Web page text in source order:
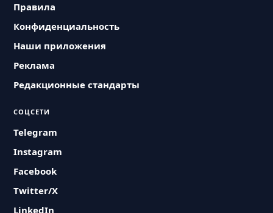
Правила
Конфиденциальность
Наши приложения
Реклама
Редакционные стандарты
СОЦСЕТИ
Telegram
Instagram
Facebook
Twitter/X
LinkedIn